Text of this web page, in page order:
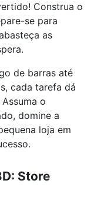
Construa o
se para
as
de barras até
cada tarefa dá
o
domine a
loja em
Store